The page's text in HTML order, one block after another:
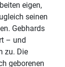
eigen,
seinen
Gebhards
– und
zu. Die
geborenen